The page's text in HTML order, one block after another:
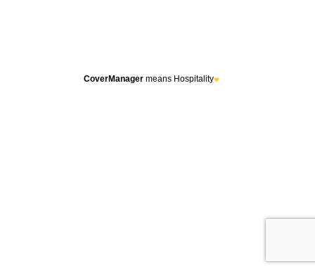
CoverManagermeans Hospitality